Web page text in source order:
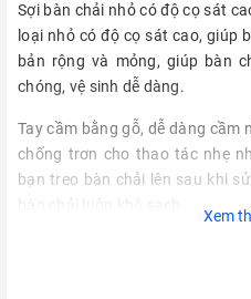
Sợi bàn chải nhỏ có độ cọ sát
loại nhỏ có độ cọ sát cao, giúp
bản rộng và mỏng, giúp bàn
chóng, vệ sinh dễ dàng.
Tay cầm bằng gỗ, dễ dàng cầm
chống trơn cho thao tác nhẹ
bạn treo bàn chải lên sau khi
Xem